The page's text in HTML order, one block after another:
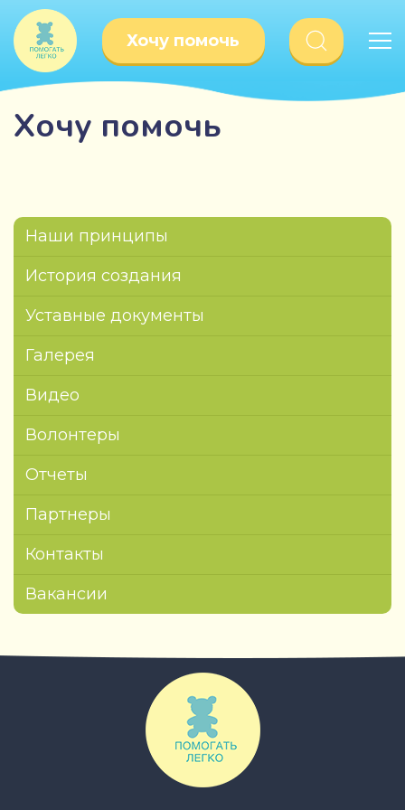
Хочу помочь
Хочу помочь
Наши принципы
История создания
Уставные документы
Галерея
Видео
Волонтеры
Отчеты
Партнеры
Контакты
Вакансии